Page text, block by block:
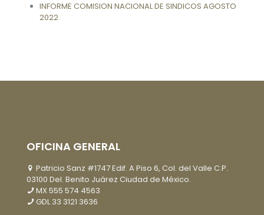
INFORME COMISION NACIONAL DE SINDICOS AGOSTO
2022
OFICINA GENERAL
Patricio Sanz #1747 Edif. A Piso 6, Col. del Valle C.P.
03100 Del. Benito Juárez Ciudad de México.
MX555 574 4563
GDL33 3121 3636